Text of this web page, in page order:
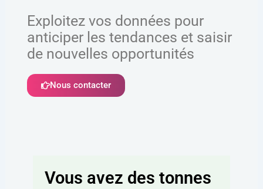
Exploitez vos données pour
anticiper les tendances et saisir
de nouvelles opportunités
Nous contacter
Vous avez des tonnes